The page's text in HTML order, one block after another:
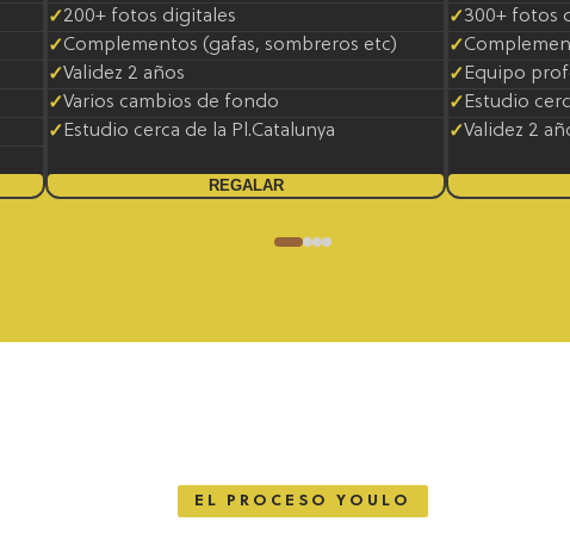
200+ fotos digitales
Complementos (gafas, sombreros etc)
Validez 2 años
Varios cambios de fondo
Estudio cerca de la Pl.Catalunya
REGALAR
300+ fotos
Equipo
Estudio
Validez 2
EL PROCESO YOULO